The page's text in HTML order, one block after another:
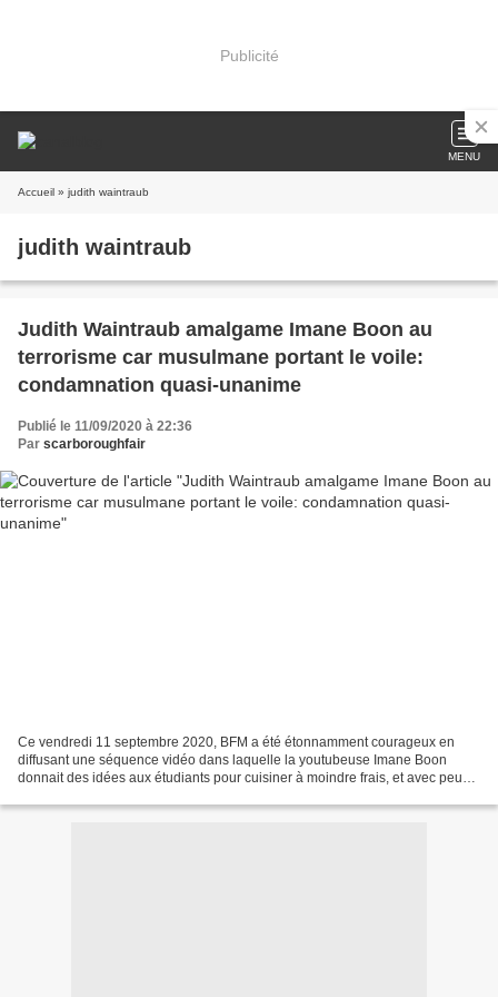
Publicité
MENU
Accueil » judith waintraub
judith waintraub
Judith Waintraub amalgame Imane Boon au
terrorisme car musulmane portant le voile:
condamnation quasi-unanime
Publié le 11/09/2020 à 22:36
Par scarboroughfair
Ce vendredi 11 septembre 2020, BFM a été étonnamment courageux en
diffusant une séquence vidéo dans laquelle la youtubeuse Imane Boon
donnait des idées aux étudiants pour cuisiner à moindre frais, et avec peu